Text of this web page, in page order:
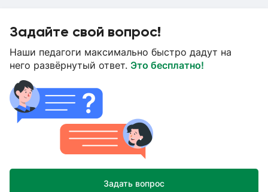
Задайте свой вопрос!
Наши педагоги максимально быстро дадут на
него развёрнутый ответ. Это бесплатно!
Задать вопрос